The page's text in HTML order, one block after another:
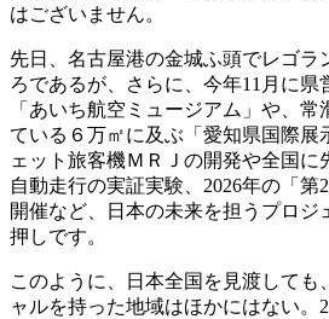
はございません。
先日、名古屋港の金城ふ頭でレゴラ
ろであるが、さらに、今年11月に県
「あいち航空ミュージアム」や、
ている６万㎡に及ぶ「愛知県国際展
ェット旅客機ＭＲＪの開発や全国に
自動走行の実証実験、2026年の「第
開催など、日本の未来を担うプロジ
押しです。
このように、日本全国を見渡しても
ャルを持った地域はほかにはない。